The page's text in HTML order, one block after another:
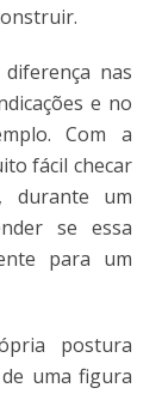
nas
e no
Com a
fácil checar
durante um
se essa
para um
postura
uma figura